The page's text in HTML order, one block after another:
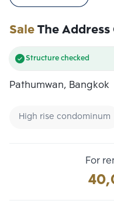
SaleThe
Structure checked
Pathumwan, Bangkok
High rise condominum
For